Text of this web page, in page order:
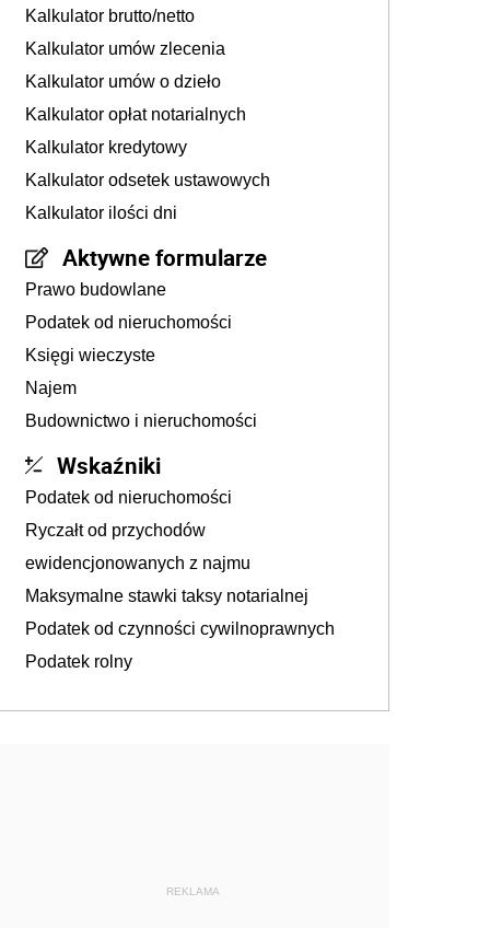
Kalkulator brutto/netto
Kalkulator umów zlecenia
Kalkulator umów o dzieło
Kalkulator opłat notarialnych
Kalkulator kredytowy
Kalkulator odsetek ustawowych
Kalkulator ilości dni
Aktywne formularze
Prawo budowlane
Podatek od nieruchomości
Księgi wieczyste
Najem
Budownictwo i nieruchomości
Wskaźniki
Podatek od nieruchomości
Ryczałt od przychodów
ewidencjonowanych z najmu
Maksymalne stawki taksy notarialnej
Podatek od czynności cywilnoprawnych
Podatek rolny
REKLAMA